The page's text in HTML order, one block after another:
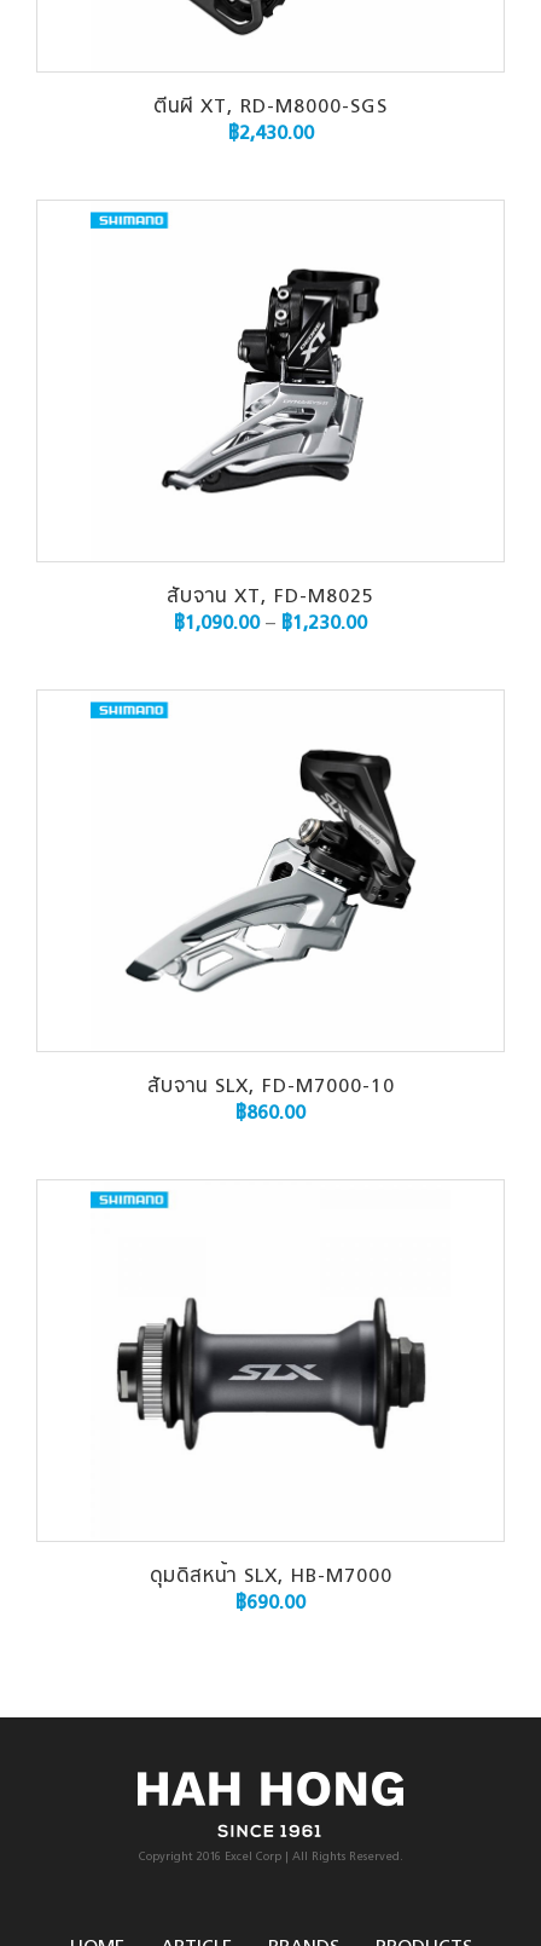
ตีนผี XT, RD-M8000-SGS
฿2,430.00
สับจาน XT, FD-M8025
฿1,090.00– ฿1,230.00
สับจาน SLX, FD-M7000-10
฿860.00
ดุมดิสหน้า SLX, HB-M7000
฿690.00
Copyright 2016 Excel Corp | All Rights Reserved.